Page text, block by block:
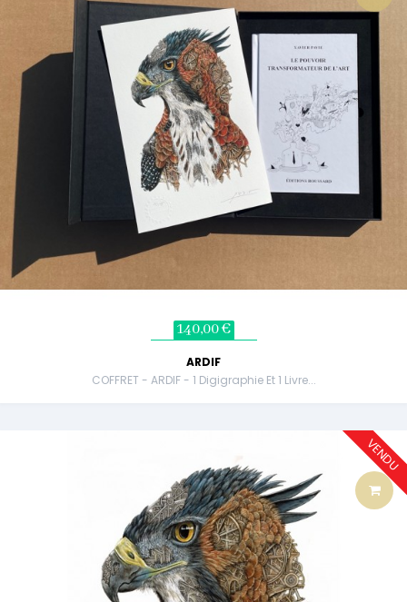
140,00 €
ARDIF
COFFRET - ARDIF - 1 Digigraphie Et 1 Livre...
VENDU